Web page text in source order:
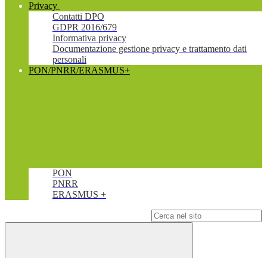
Privacy
Contatti DPO
GDPR 2016/679
Informativa privacy
Documentazione gestione privacy e trattamento dati
personali
PON/PNRR/ERASMUS+
PON
PNRR
ERASMUS +